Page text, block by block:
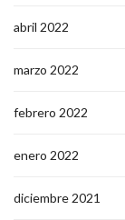
abril 2022
marzo 2022
febrero 2022
enero 2022
diciembre 2021